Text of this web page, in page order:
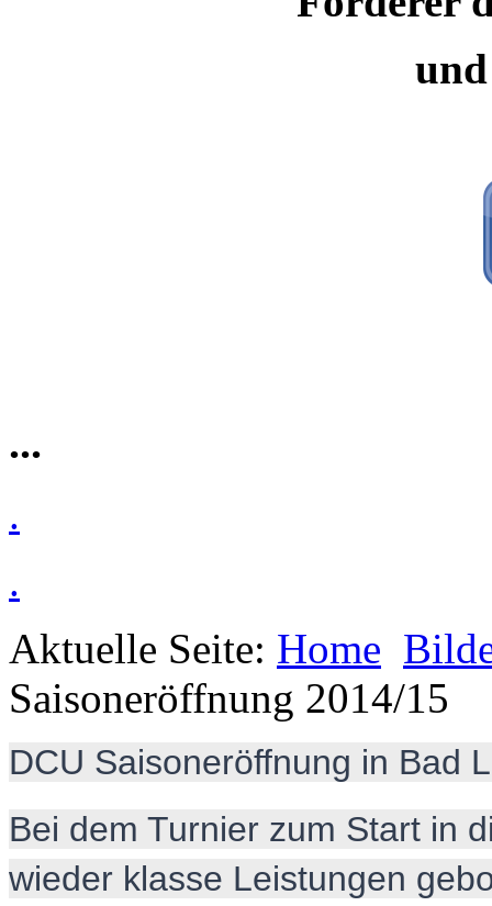
...
.
.
Aktuelle Seite: Home
Saisoneröffnung 2014/15
DCU Saisoneröffnung in Bad
Bei dem Turnier zum Start in
wieder klasse Leistungen